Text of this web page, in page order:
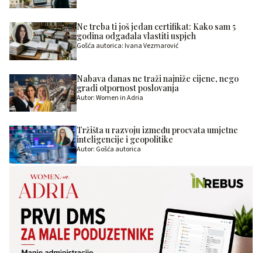
Ne treba ti još jedan certifikat: Kako sam 5
godina odgađala vlastiti uspjeh
Gošća autorica: Ivana Vezmarović
Nabava danas ne traži najniže cijene, nego
gradi otpornost poslovanja
Autor: Women in Adria
Tržišta u razvoju između procvata umjetne
inteligencije i geopolitike
Autor: Gošća autorica